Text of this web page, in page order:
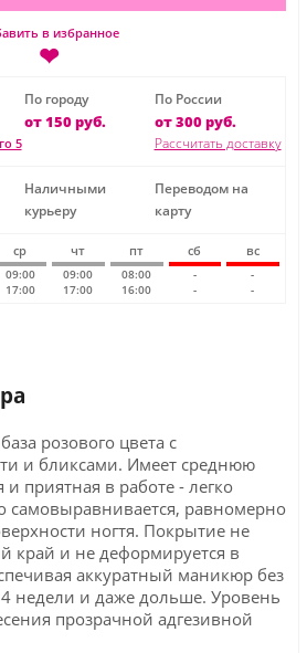
в избранное
❤
5
По городу
от 150 руб.
По России
от 300 руб.
Рассчитать доставку
Наличными
курьеру
Переводом на
карту
ср чт пт сб вс
09:00
17:00
09:00
17:00
08:00
16:00
-
-
-
-
розового цвета с
и бликсами. Имеет среднюю
и приятная в работе - легко
самовыравнивается, равномерно
ногтя. Покрытие не
край и не деформируется в
аккуратный маникюр без
4 недели и даже дольше. Уровень
прозрачной адгезивной